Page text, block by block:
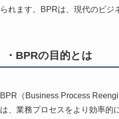
られます。BPRは、現代のビジ
・BPRの目的とは
BPR（Business Process
は、業務プロセスをより効率的